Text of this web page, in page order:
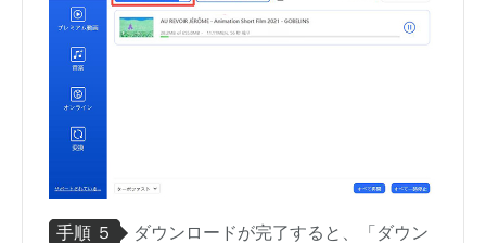
手順 ５
ダウンロードが完了すると、「ダウン